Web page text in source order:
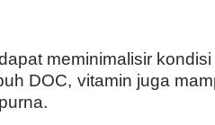
meminimalisir
DOC, vitamin juga